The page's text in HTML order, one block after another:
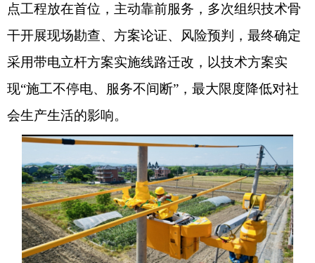
点工程放在首位，主动靠前服务，多次组织技术骨
干开展现场勘查、方案论证、风险预判，最终确定
采用带电立杆方案实施线路迁改，以技术方案实
现“施工不停电、服务不间断”，最大限度降低对社
会生产生活的影响。